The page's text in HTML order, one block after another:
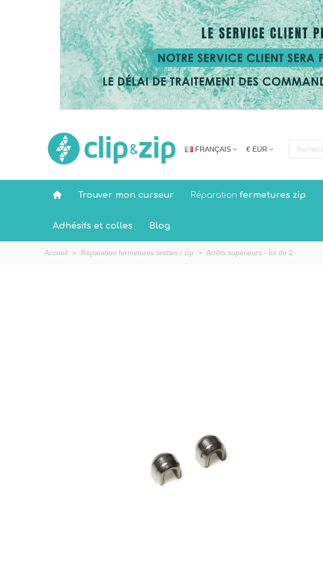
FRANÇAIS € EUR
Trouver mon curseur Réparation fermetures zip
Adhésifs et colles Blog
Accueil > Réparation fermetures tirettes / zip > Arrêts supérieurs - lot de 2